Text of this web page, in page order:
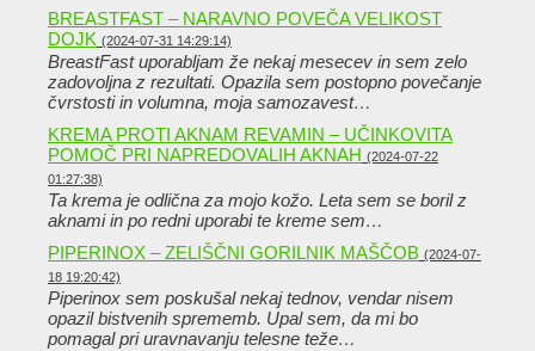
BREASTFAST – NARAVNO POVEČA VELIKOST
DOJK (2024-07-31 14:29:14)
BreastFast uporabljam že nekaj mesecev in sem zelo
zadovoljna z rezultati. Opazila sem postopno povečanje
čvrstosti in volumna, moja samozavest…
KREMA PROTI AKNAM REVAMIN – UČINKOVITA
POMOČ PRI NAPREDOVALIH AKNAH (2024-07-22
01:27:38)
Ta krema je odlična za mojo kožo. Leta sem se boril z
aknami in po redni uporabi te kreme sem…
PIPERINOX – ZELIŠČNI GORILNIK MAŠČOB (2024-07-
18 19:20:42)
Piperinox sem poskušal nekaj tednov, vendar nisem
opazil bistvenih sprememb. Upal sem, da mi bo
pomagal pri uravnavanju telesne teže…